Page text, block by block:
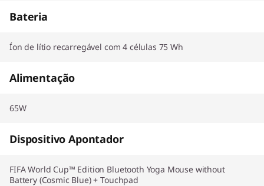
Bateria
Íon de lítio recarregável com 4 células 75 Wh
Alimentação
65W
Dispositivo Apontador
FIFA World Cup™ Edition Bluetooth Yoga Mouse without
Battery (Cosmic Blue) + Touchpad